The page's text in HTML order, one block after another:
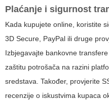
Plaćanje i sigurnost
Kada kupujete online, koristite
3D Secure, PayPal ili druge
Izbjegavajte bankovne
zaštitu potrošača na razini
sredstava. Također, provjerite
recenzije o iskustvima kupaca